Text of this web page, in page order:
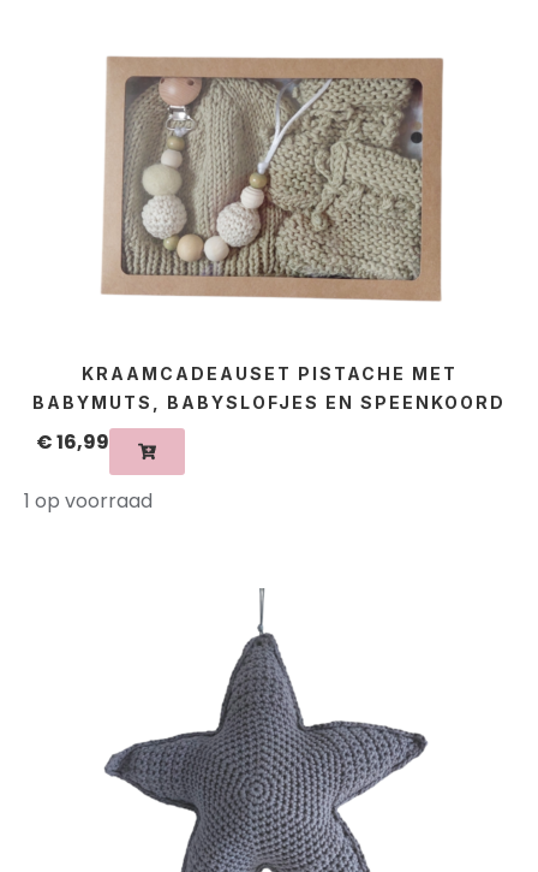
KRAAMCADEAUSET PISTACHE MET
BABYMUTS, BABYSLOFJES EN SPEENKOORD
€16,99
1 op voorraad